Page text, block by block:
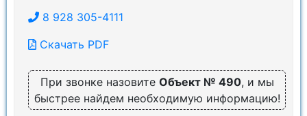
8 928 305-4111
Скачать PDF
При звонке назовите Объект № 490, и мы
быстрее найдем необходимую информацию!